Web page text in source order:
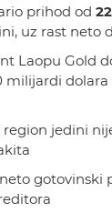
prihod od
uz rast neto
Laopu Gold
dolara
jedini
gotovinski